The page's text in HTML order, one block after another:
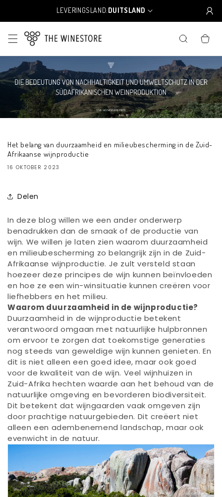
content
LEVERINGSLAND:
L
a
n
d
e
g
i
DUITSLAND
Het belang van duurzaamheid en milieubescherming in de Zuid-
Afrikaanse wijnproductie
16 OKTOBER 2023
Delen
In deze blog willen we een ander onderwerp
benadrukken dan de smaak of de productie van
wijn. We willen je laten zien waarom duurzaamheid
en milieubescherming zo belangrijk zijn in de Zuid-
Afrikaanse wijnproductie. Je zult versteld staan
hoezeer deze principes de wijn kunnen beïnvloeden
en hoe ze een win-winsituatie kunnen creëren voor
liefhebbers en het milieu.
Waarom duurzaamheid in de wijnproductie?
Duurzaamheid in de wijnproductie betekent
verantwoord omgaan met natuurlijke hulpbronnen
om ervoor te zorgen dat toekomstige generaties
nog steeds van geweldige wijn kunnen genieten. En
dit is niet alleen een goed idee, maar ook goed
voor de kwaliteit van de wijn. Veel wijnhuizen in
Zuid-Afrika hechten waarde aan het behoud van de
natuurlijke omgeving en bevorderen biodiversiteit.
Dit betekent dat wijngaarden vaak omgeven zijn
door prachtige natuurgebieden. Dit creëert niet
alleen een adembenemend landschap, maar ook
evenwicht in de natuur.